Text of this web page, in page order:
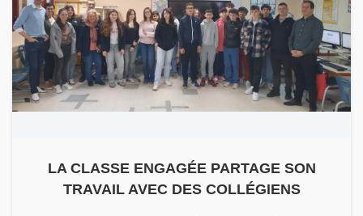
LA CLASSE ENGAGÉE PARTAGE SON
TRAVAIL AVEC DES COLLÉGIENS